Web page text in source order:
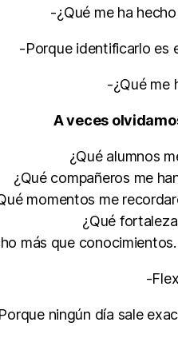
-¿Qué me ha
-Porque identificarlo es
-¿Qué me
A veces
¿Qué alumnos
¿Qué compañeros me
momentos me
¿Qué
más que conocimientos.
-
ningún día sale